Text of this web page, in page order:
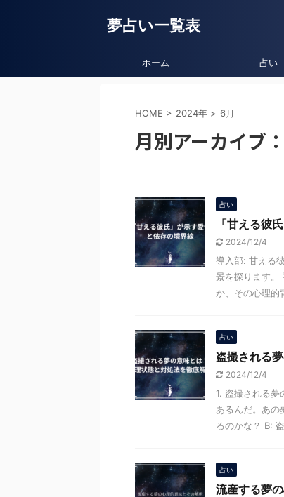
夢占い一覧表
ホーム 占い
HOME > 2024年 > 6月
月別アーカイブ
占い
「甘える彼
2024/12/4
導入部: 甘える
景を探ります。
か、その心理的
占い
盗撮される
2024/12/4
1. 盗撮される夢
あるんだ。あの
るのかな？ B:
占い
流産する夢